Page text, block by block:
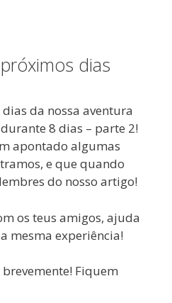
dias
da nossa aventura
8 dias – parte 2!
apontado algumas
e que quando
do nosso artigo!
os teus amigos, ajuda
mesma experiência!
Fiquem